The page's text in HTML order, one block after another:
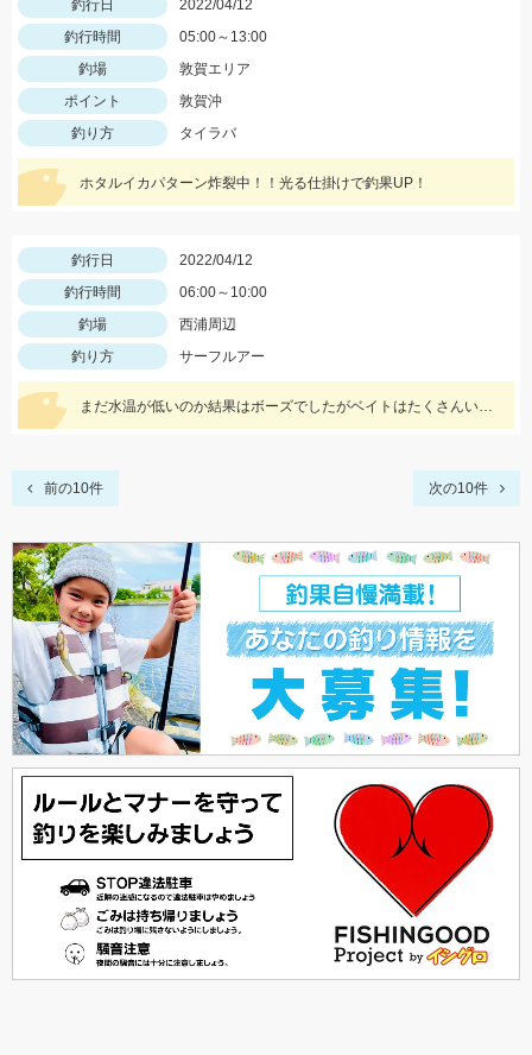
釣行日
2022/04/12
釣行時間
05:00～13:00
釣場
敦賀エリア
ポイント
敦賀沖
釣り方
タイラバ
ホタルイカパターン炸裂中！！光る仕掛けで釣果UP！
釣行日
2022/04/12
釣行時間
06:00～10:00
釣場
西浦周辺
釣り方
サーフルアー
まだ水温が低いのか結果はボーズでしたがベイトはたくさんいたので今後に期待！
前の10件 次の10件